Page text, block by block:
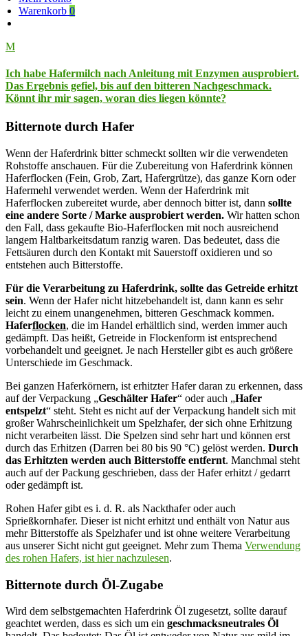
Warenkorb 0
M
Ich habe Hafermilch nach Anleitung mit Enzymen ausprobiert.
Das Ergebnis gefiel, bis auf den bitteren Nachgeschmack.
Könnt ihr mir sagen, woran dies liegen könnte?
Bitternote durch Hafer
Wenn der Haferdrink bitter schmeckt sollten wir die verwendeten
Rohstoffe anschauen. Für die Zubereitung von Haferdrink können
Haferflocken (Fein, Grob, Zart, Hafergrütze), das ganze Korn oder
Hafermehl verwendet werden. Wenn der Haferdrink mit
Haferflocken zubereitet wurde, aber dennoch bitter ist, dann sollte
eine andere Sorte / Marke ausprobiert werden. Wir hatten schon
den Fall, dass gekaufte Bio-Haferflocken mit noch ausreichend
langem Haltbarkeitsdatum ranzig waren. Das bedeutet, dass die
Fettsäuren durch den Kontakt mit Sauerstoff oxidieren und so
entstehen auch Bitterstoffe.
Für die Verarbeitung zu Haferdrink, sollte das Getreide erhitzt
sein. Wenn der Hafer nicht hitzebehandelt ist, dann kann es sehr
leicht zu einem unangenehmen, bitteren Geschmack kommen.
Haferflocken, die im Handel erhältlich sind, werden immer auch
gedämpft. Das heißt, Getreide in Flockenform ist entsprechend
vorbehandelt und geeignet. Je nach Hersteller gibt es auch größere
Unterschiede im Geschmack.
Bei ganzen Haferkörnern, ist erhitzter Hafer daran zu erkennen, dass
auf der Verpackung „Geschälter Hafer“ oder auch „Hafer
entspelzt“ steht. Steht es nicht auf der Verpackung handelt sich mit
großer Wahrscheinlichkeit um Spelzhafer, der sich ohne Erhitzung
nicht verarbeiten lässt. Die Spelzen sind sehr hart und können erst
durch das Erhitzen (Darren bei 80 bis 90 °C) gelöst werden. Durch
das Erhitzten werden auch Bitterstoffe entfernt. Manchmal steht
auch auf der Packung geschrieben, dass der Hafer erhitzt / gedarrt
oder gedämpft ist.
Rohen Hafer gibt es i. d. R. als Nackthafer oder auch
Sprießkornhafer. Dieser ist nicht erhitzt und enthält von Natur aus
mehr Bitterstoffe als Spelzhafer und ist ohne weitere Verarbeitung
aus unserer Sicht nicht gut geeignet. Mehr zum Thema Verwendung
des rohen Hafers, ist hier nachzulesen.
Bitternote durch Öl-Zugabe
Wird dem selbstgemachten Haferdrink Öl zugesetzt, sollte darauf
geachtet werden, dass es sich um ein geschmacksneutrales Öl